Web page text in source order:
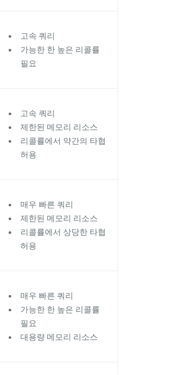
고속 쿼리
가능한 한 높은 리콜률
필요
고속 쿼리
제한된 메모리 리소스
리콜률에서 약간의 타협
허용
매우 빠른 쿼리
제한된 메모리 리소스
리콜률에서 상당한 타협
허용
매우 빠른 쿼리
가능한 한 높은 리콜률
필요
대용량 메모리 리소스